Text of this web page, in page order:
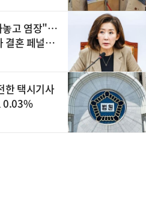
놓고 염장"…
결혼 페널
한 택시기사
0.03%